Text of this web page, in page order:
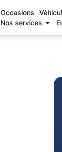
Occasions
Nos services